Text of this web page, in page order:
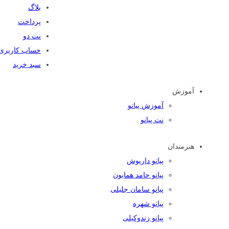
بلاگ
پرداخت
نت دو
حساب
سبد خرید
آموزش
آموزش پیانو
نت پیانو
هنرمندان
پیانو داریوش
پیانو حامد همایون
پیانو سامان جلیلی
پیانو شهره
پیانو زندوکیلی